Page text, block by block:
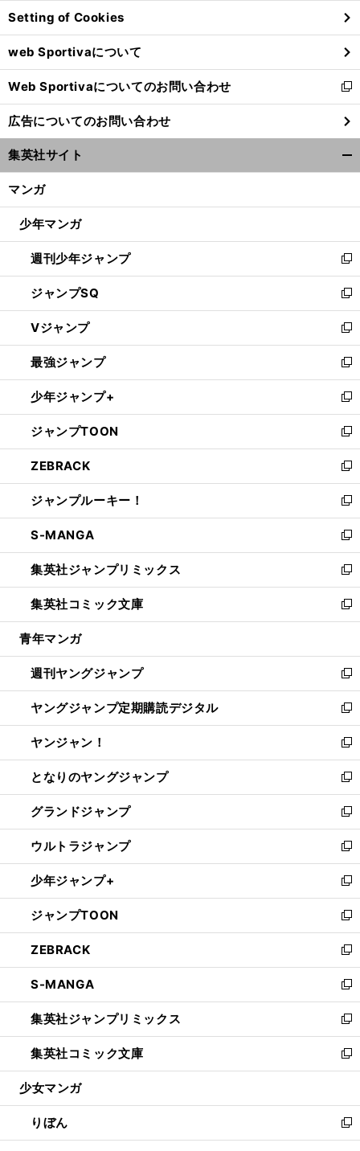
ド
ウ
で
開
く
Setting of Cookies
web Sportivaについて
Web Sportivaについてのお問い合わせ
新
し
い
ウ
ィ
ン
ウ
開
く
広告についてのお問い合わせ
集英社サイト
マンガ
少年マンガ
週刊少年ジャンプ
新
し
い
ウ
ィ
ン
ド
ウ
で
開
く
ジャンプSQ
新
し
い
ウ
ィ
ン
ド
ウ
で
開
く
Vジャンプ
新
し
い
ウ
ィ
ン
ド
ウ
で
開
く
最強ジャンプ
新
し
い
ウ
ィ
ン
ド
ウ
で
開
く
少年ジャンプ+
新
し
い
ウ
ィ
ン
ド
ウ
で
開
く
ジャンプTOON
新
し
い
ウ
ィ
ン
ド
ウ
で
開
く
ZEBRACK
新
し
い
ウ
ィ
ン
ド
ウ
で
開
ジャンプルーキー！
新
し
い
ウ
ィ
ン
ド
ウ
開
く
S-MANGA
新
し
い
ウ
ィ
ン
ウ
で
開
く
集英社ジャンプリミックス
新
し
い
ウ
ン
ド
ウ
で
開
く
集英社コミック文庫
新
し
ウ
ィ
ン
ド
ウ
で
開
く
青年マンガ
週刊ヤングジャンプ
新
し
い
ウ
ィ
ン
ド
ウ
で
開
く
ヤングジャンプ定期購読デジタル
新
し
い
ウ
ィ
ン
ド
ウ
で
開
く
ヤンジャン！
新
し
い
ウ
ィ
ン
ド
ウ
で
開
く
となりのヤングジャンプ
新
し
い
ウ
ィ
ン
ド
ウ
で
開
く
グランドジャンプ
新
し
い
ウ
ィ
ン
ド
ウ
で
開
く
ウルトラジャンプ
新
し
い
ウ
ィ
ン
ド
ウ
で
開
く
少年ジャンプ+
新
し
い
ウ
ィ
ン
ド
ウ
で
開
く
ジャンプTOON
新
し
い
ウ
ィ
ン
ド
ウ
で
開
ZEBRACK
新
し
い
ウ
ィ
ン
ド
ウ
開
く
S-MANGA
新
し
い
ウ
ィ
ン
ウ
で
開
集英社ジャンプリミックス
新
し
い
ウ
ン
ド
ウ
集英社コミック文庫
新
し
ウ
ィ
ン
少女マンガ
りぼん
新
し